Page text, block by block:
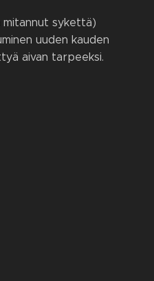
mitannut sykettä)
uuden kauden
aivan tarpeeksi.